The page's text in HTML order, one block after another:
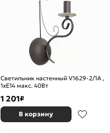
Светильник настенный V1629-2/1A ,
1хE14 макс. 40Вт
1 201₽
В корзину